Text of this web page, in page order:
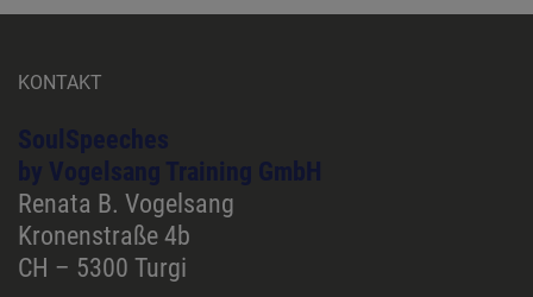
KONTAKT
Renata B. Vogelsang
Kronenstraße 4b
CH – 5300 Turgi